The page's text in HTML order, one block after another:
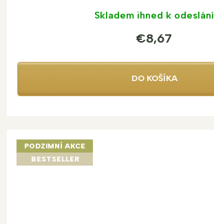
Skladem ihned k odeslání
€8,67
DO KOŠÍKA
PODZIMNÍ AKCE
BESTSELLER